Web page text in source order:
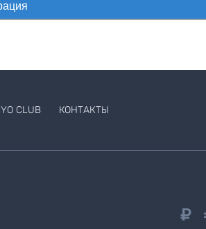
YO CLUB КОНТАКТЫ